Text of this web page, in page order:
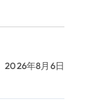
2026年8月6日